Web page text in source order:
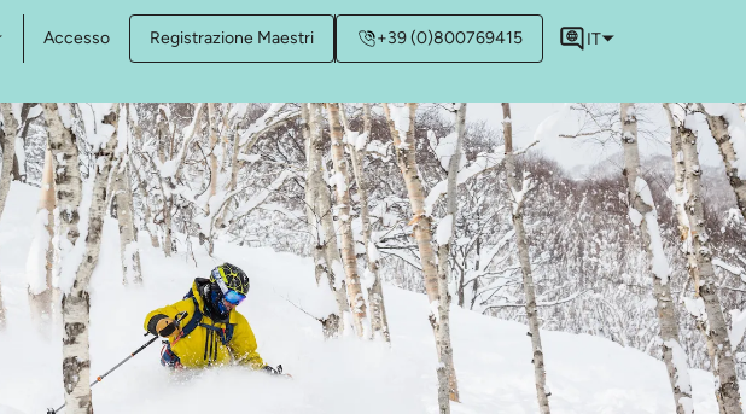
Accesso Registrazione Maestri +39 (0)800769415 IT